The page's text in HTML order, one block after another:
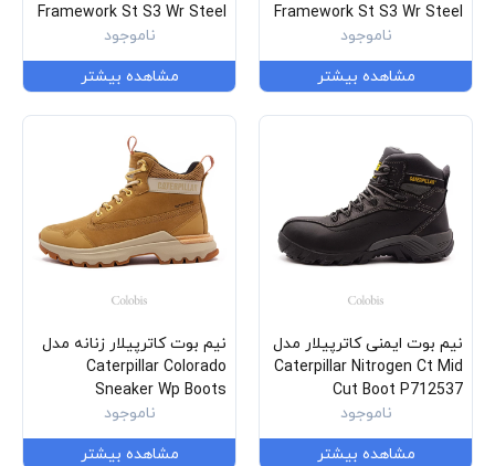
Framework St S3 Wr Steel
Toe P722602ناموجود
مشاهده بیشتر
Framework St S3 Wr Steel
Toe P722603ناموجود
مشاهده بیشتر
نیم بوت ایمنی کاترپیلار مدل
Caterpillar Nitrogen Ct Mid
Cut Boot P712537
ناموجود
مشاهده بیشتر
نیم بوت کاترپیلار زنانه مدل
Caterpillar Colorado
Sneaker Wp Boots
ناموجود
مشاهده بیشتر